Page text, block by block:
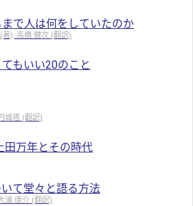
で人は何をしていたのか
著), 高橋 健次 (翻訳)
もいい20のこと
城塔 (翻訳)
田万年とその時代
て堂々と語る方法
浦 康介 (翻訳)